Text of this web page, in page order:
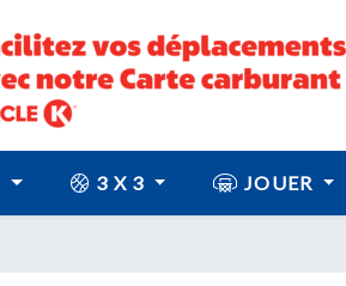
3 X 3 JOUER